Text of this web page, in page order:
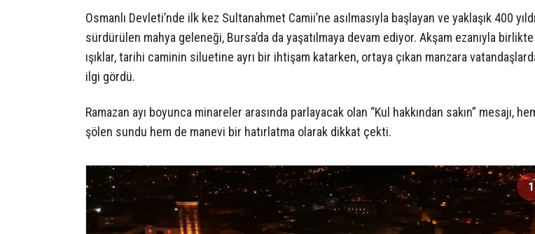
Osmanlı Devleti’nde ilk kez Sultanahmet Camii’ne asılmasıyla başlayan ve yaklaşık 400
sürdürülen mahya geleneği, Bursa’da da yaşatılmaya devam ediyor. Akşam ezanıyla
ışıklar, tarihi caminin siluetine ayrı bir ihtişam katarken, ortaya çıkan manzara
ilgi gördü.
Ramazan ayı boyunca minareler arasında parlayacak olan “Kul hakkından sakın” mesajı,
şölen sundu hem de manevi bir hatırlatma olarak dikkat çekti.
1